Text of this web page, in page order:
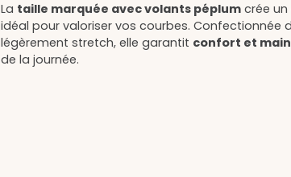
La taille marquée avec volants péplum crée
idéal pour valoriser vos courbes. Confectionnée
légèrement stretch, elle garantit confort et
de la journée.